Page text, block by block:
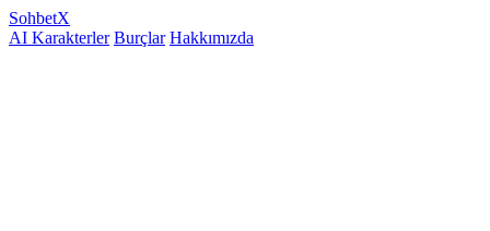
SohbetX
AI Karakterler Burçlar Hakkımızda